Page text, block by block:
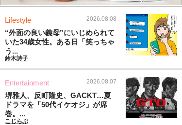
Lifestyle 2026.08.08
“外面の良い義母”にいじめられて
いた34歳女性。ある日「笑っちゃ
う...
鈴木詩子
Entertainment 2026.08.07
堺雅人、反町隆史、GACKT…夏
ドラマを「50代イケオジ」が席
巻。...
こじらぶ